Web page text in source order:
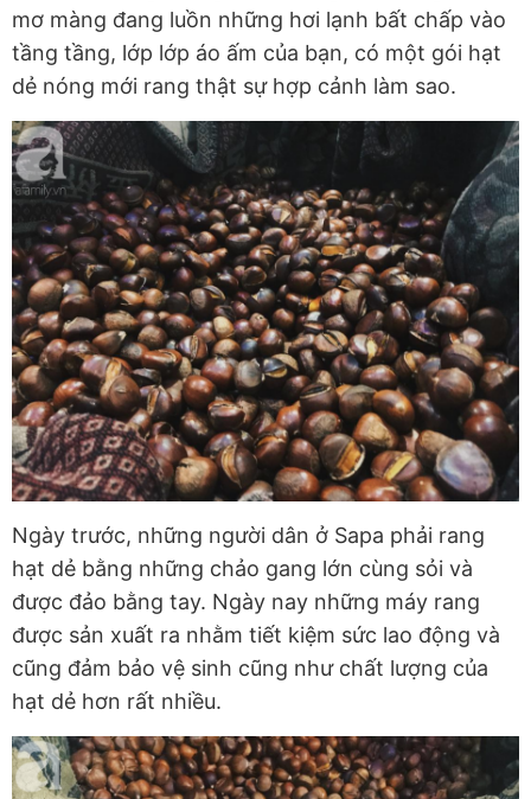
mơ màng đang luồn những hơi lạnh bất chấp vào
tầng tầng, lớp lớp áo ấm của bạn, có một gói hạt
dẻ nóng mới rang thật sự hợp cảnh làm sao.
Ngày trước, những người dân ở Sapa phải rang
hạt dẻ bằng những chảo gang lớn cùng sỏi và
được đảo bằng tay. Ngày nay những máy rang
được sản xuất ra nhằm tiết kiệm sức lao động và
cũng đảm bảo vệ sinh cũng như chất lượng của
hạt dẻ hơn rất nhiều.